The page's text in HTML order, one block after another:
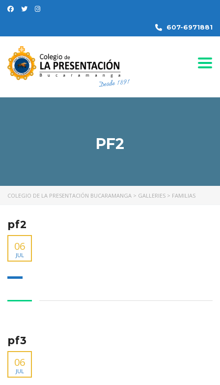
607-6971881
PF2
COLEGIO DE LA PRESENTACIÓN BUCARAMANGA > GALLERIES > FAMILIAS
pf2
06
JUL
pf3
06
JUL